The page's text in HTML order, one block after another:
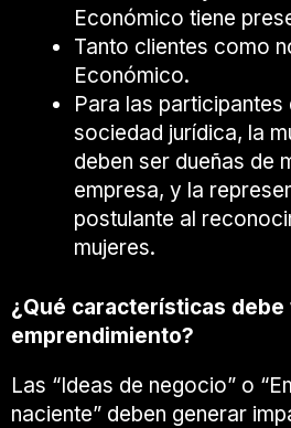
Económico tiene
Tanto clientes como
Económico.
Para las participantes
sociedad jurídica, la
deben ser dueñas de
empresa, y la
postulante al
mujeres.
¿Qué características debe
emprendimiento?
Las “Ideas de negocio” o
naciente” deben generar